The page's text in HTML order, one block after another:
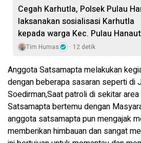
Cegah Karhutla, Polsek Pulau
laksanakan sosialisasi Karhutla
kepada warga Kec. Pulau Hanaut
Tim Humas 12 detik
Anggota Satsamapta melakukan
dengan beberapa sasaran seperti di
Soedirman,Saat patroli di sekitar
Satsamapta bertemu dengan
anggota satsamapta pun mengajak
memberikan himbauan dan sangat